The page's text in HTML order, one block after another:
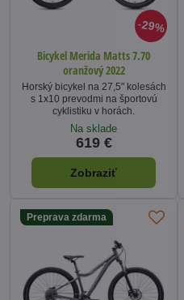
29%
Bicykel Merida Matts 7.70
oranžový 2022
Horský bicykel na 27,5" kolesách
s 1x10 prevodmi na športovú
cyklistiku v horách.
Na sklade
619 €
Zobraziť
Preprava zdarma